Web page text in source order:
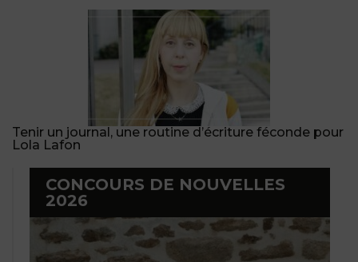
Tenir un journal, une routine d’écriture féconde pour
Lola Lafon
CONCOURS DE NOUVELLES
2026